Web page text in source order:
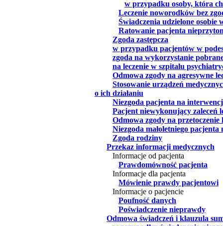
w przypadku osoby, która
Leczenie noworodków bez
Świadczenia udzielone osobie
Ratowanie pacjenta
Zgoda zastępcza
w przypadku pacjentów w
zgoda na wykorzystanie
na leczenie w szpitalu
Odmowa zgody na agresywne
Stosowanie urządzeń
o ich działaniu
Niezgoda pacjenta na
Pacjent niewykonujący zaleceń
Odmowa zgody na
Niezgoda małoletniego pacjenta
Zgoda rodziny
Przekaz informacji medycznych
Informacje od pacjenta
Prawdomówność pacjenta
Informacje dla pacjenta
Mówienie prawdy pacjentowi
Informacje o pacjencie
Poufność danych
Poświadczenie nieprawdy
Odmowa świadczeń i klauzula